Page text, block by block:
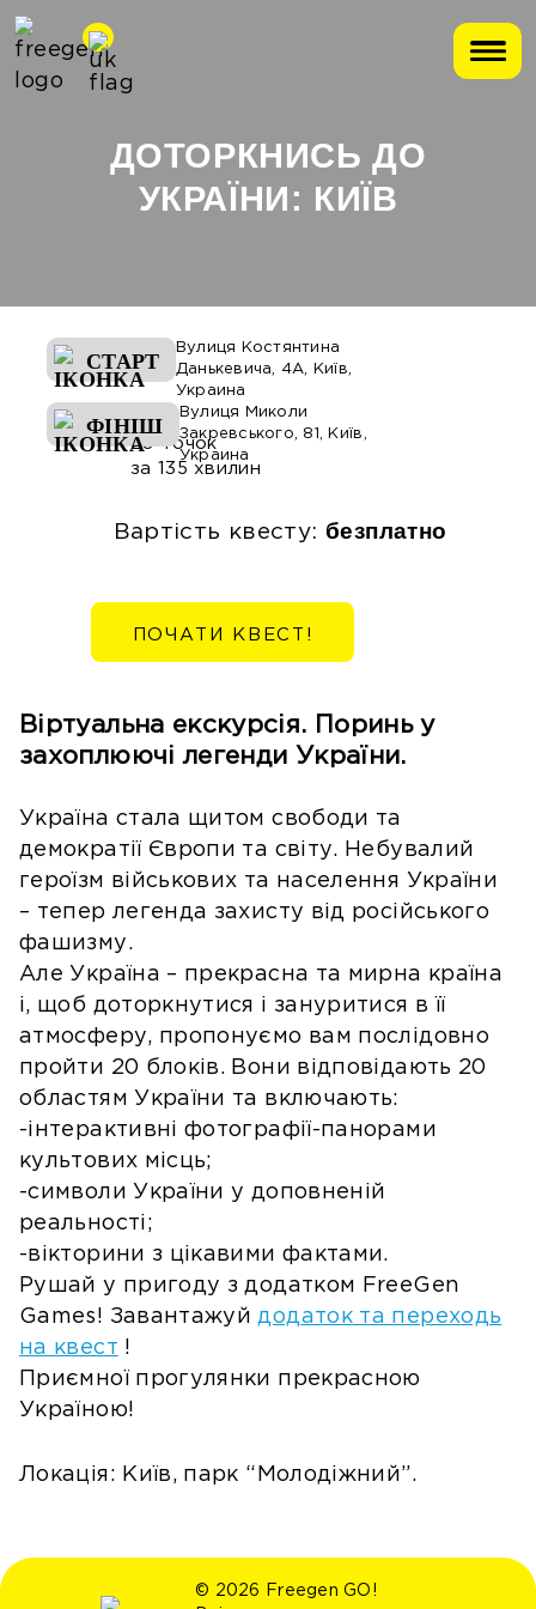
ДОТОРКНИСЬ ДО
УКРАЇНИ: КИЇВ
СТАРТ
Вулиця Костянтина
Данькевича, 4А, Київ,
Украина
ФІНІШ
Вулиця Миколи
Закревського, 81, Київ,
Украина
20 точок
за 135 хвилин
Вартість квесту:безплатно
ПОЧАТИ КВЕСТ!
Віртуальна екскурсія. Поринь у
захоплюючі легенди України.
Україна стала щитом свободи та
демократії Європи та світу. Небувалий
героїзм військових та населення України
– тепер легенда захисту від російського
фашизму.
Але Україна – прекрасна та мирна країна
і, щоб доторкнутися і зануритися в її
атмосферу, пропонуємо вам послідовно
пройти 20 блоків. Вони відповідають 20
областям України та включають:
-інтерактивні фотографії-панорами
культових місць;
-символи України у доповненій
реальності;
-вікторини з цікавими фактами.
Рушай у пригоду з додатком FreeGen
Games! Завантажуй додаток та переходь
на квест !
Приємної прогулянки прекрасною
Україною!
Локація: Київ, парк “Молодіжний”.
© 2026 Freegen GO!